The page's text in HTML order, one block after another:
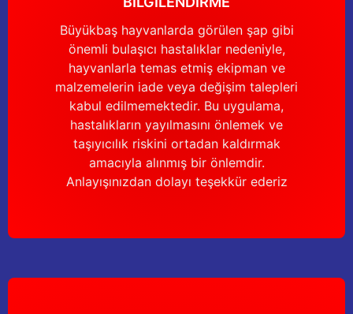
Büyükbaş hayvanlarda görülen şap gibi
önemli bulaşıcı hastalıklar nedeniyle,
hayvanlarla temas etmiş ekipman ve
malzemelerin iade veya değişim talepleri
kabul edilmemektedir. Bu uygulama,
hastalıkların yayılmasını önlemek ve
taşıyıcılık riskini ortadan kaldırmak
amacıyla alınmış bir önlemdir.
Anlayışınızdan dolayı teşekkür ederiz